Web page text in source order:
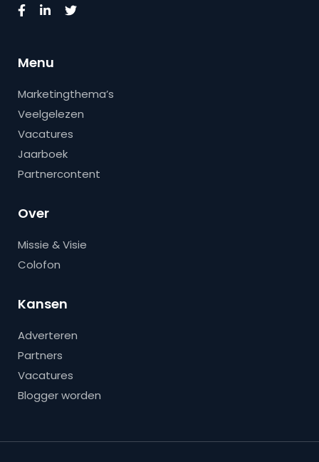
Menu
Marketingthema’s
Veelgelezen
Vacatures
Jaarboek
Partnercontent
Over
Missie & Visie
Colofon
Kansen
Adverteren
Partners
Vacatures
Blogger worden